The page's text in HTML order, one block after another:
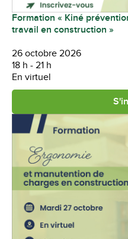
Formation « Kiné
travail en construction »
26 octobre 2026
18 h - 21 h
En virtuel